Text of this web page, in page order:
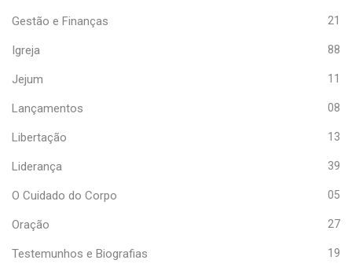
Gestão e Finanças 21
Igreja 88
Jejum 11
Lançamentos 08
Libertação 13
Liderança 39
O Cuidado do Corpo 05
Oração 27
Testemunhos e Biografias 19